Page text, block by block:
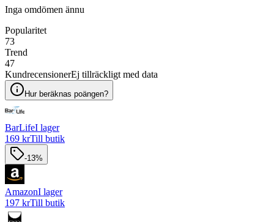
Inga omdömen ännu
Popularitet
73
Trend
47
KundrecensionerEj tillräckligt med data
Hur beräknas poängen?
BarLifeI lager
169 krTill butik
-13%
AmazonI lager
197 krTill butik